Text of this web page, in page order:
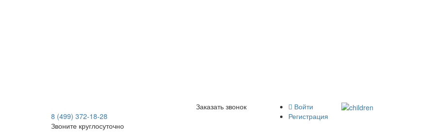
8 (499) 372-18-28
Звоните круглосуточно
Заказать звонок
Войти
Регистрация